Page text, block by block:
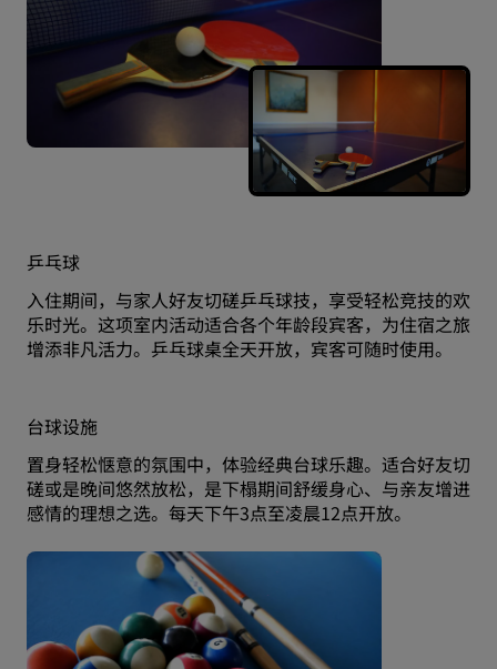
乒乓球
入住期间，与家人好友切磋乒乓球技，享受轻松竞技的欢
乐时光。这项室内活动适合各个年龄段宾客，为住宿之旅
增添非凡活力。乒乓球桌全天开放，宾客可随时使用。
台球设施
置身轻松惬意的氛围中，体验经典台球乐趣。适合好友切
磋或是晚间悠然放松，是下榻期间舒缓身心、与亲友增进
感情的理想之选。每天下午3点至凌晨12点开放。